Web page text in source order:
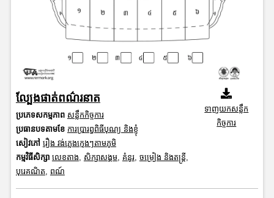
ល្បែងផាត់ពណ៌រនាត
ប្រភេទសកម្មភាព សន្លឹកកិច្ចការ
ប្រធានបទតាមខែ ការប្រារព្ធពិធីបុណ្យ និងខ្ញុំ
សៀវភៅ រឿង វង់ភ្លេងក្មេងៗតាមភូមិ
កម្មវិធីសិក្សា លេខតាង សិក្សាសង្គម, គំនូរ, ចម្រៀង និងតន្ត្រី
បុរេគណិត
ពណ៍
ទាញយកសន្លឹក
កិច្ចការ